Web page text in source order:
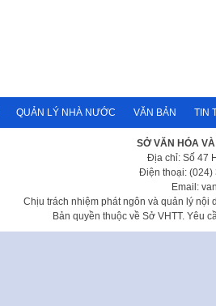
QUẢN LÝ NHÀ NƯỚC VĂN BẢN TIN
SỞ VĂN HÓA
Địa chỉ: Số 47
Điện thoại: (024)
Email:
Chịu trách nhiệm phát ngôn và quản lý nội
Bản quyền thuộc về Sở VHTT. Yêu